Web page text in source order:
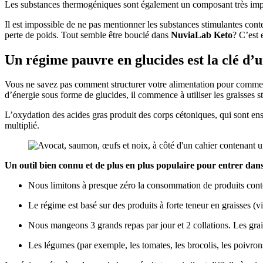
Les substances thermogéniques sont également un composant très
Il est impossible de ne pas mentionner les substances stimulantes
perte de poids. Tout semble être bouclé dans NuviaLab Keto? C’est
Un régime pauvre en glucides est la clé
Vous ne savez pas comment structurer votre alimentation pour
d’énergie sous forme de glucides, il commence à utiliser les graisses
L’oxydation des acides gras produit des corps cétoniques, qui sont
multiplié.
Un outil bien connu et de plus en plus populaire pour entrer
Nous limitons à presque zéro la consommation de produits
Le régime est basé sur des produits à forte teneur en graisses
Nous mangeons 3 grands repas par jour et 2 collations. Les
Les légumes (par exemple, les tomates, les brocolis, les